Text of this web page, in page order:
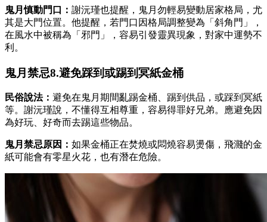
鬼月慎動門口： 謝沅瑾也提醒，鬼月勿輕易變動居家格局，尤
其是大門位置。他提醒，若門口因格局調整變為「斜角門」，
在風水中被稱為「邪門」，容易引發靈異現象，對家中運勢不
利。
鬼月禁忌8.避免踩到或踢到冥紙金桶
民俗說法： 避免在鬼月期間亂踢金桶、踢到供品，或踩到冥紙
等。謝沅瑾說，不懂得互相尊重，容易得罪好兄弟。應避免因
為好玩、好奇而去踢這些物品。
鬼月禁忌原因： 如果金桶正在焚燒或悶燒容易燙傷，飛濺的金
紙可能會有零星火花，也有潛在危險。